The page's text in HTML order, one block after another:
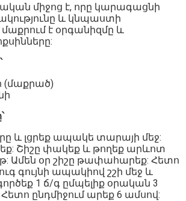
միջոց է, որը կարագացնի
և կնպաստի
մաքրում է օրգանիզմը և
(մաքրած)
և լցրեք ապակե տարայի մեջ:
Շիշը փակեք և թողեք արևոտ
Ամեն օր շիշը թափահարեք: Հետո
գույնի ապակիով շշի մեջ և
1 ճ/գ ըմպելիք օրական 3
ընդմիջում արեք 6 ամսով: